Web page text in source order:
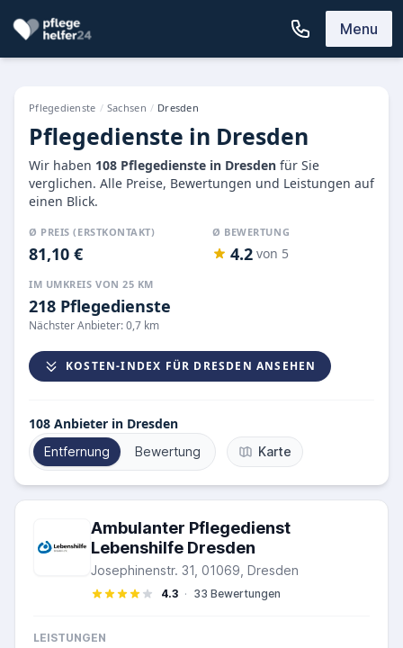
Menu
Pflegedienste / Sachsen / Dresden
Pflegedienste in Dresden
Wir haben 108 Pflegedienste in Dresden für Sie
verglichen. Alle Preise, Bewertungen und Leistungen auf
einen Blick.
Ø PREIS (ERSTKONTAKT)
81,10 €
Ø BEWERTUNG
4.2 von 5
IM UMKREIS VON 25 KM
218 Pflegedienste
Nächster Anbieter: 0,7 km
KOSTEN-INDEX FÜR DRESDEN ANSEHEN
108 Anbieter in Dresden
Entfernung Bewertung Karte
Ambulanter Pflegedienst
Lebenshilfe Dresden
Josephinenstr. 31, 01069, Dresden
4.3 · 33 Bewertungen
LEISTUNGEN